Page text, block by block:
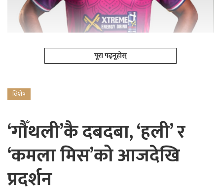
पूरा पढ्नूहोस्
विशेष
‘गौँथली’कै दबदबा, ‘हली’ र
‘कमला मिस’को आजदेखि
प्रदर्शन